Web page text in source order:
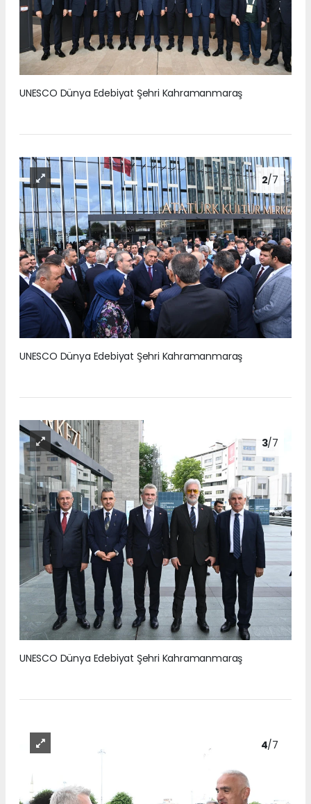
UNESCO Dünya Edebiyat Şehri Kahramanmaraş
2/7
UNESCO Dünya Edebiyat Şehri Kahramanmaraş
3/7
UNESCO Dünya Edebiyat Şehri Kahramanmaraş
4/7